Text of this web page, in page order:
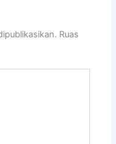
Ruas